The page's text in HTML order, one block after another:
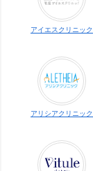
アイエスクリニック
アリシアクリニック